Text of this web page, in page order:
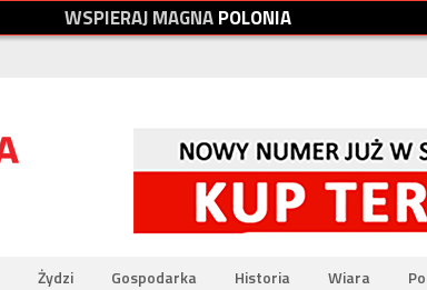
WSPIERAJMAGNAPOLONIA
Żydzi Gospodarka Historia Wiara